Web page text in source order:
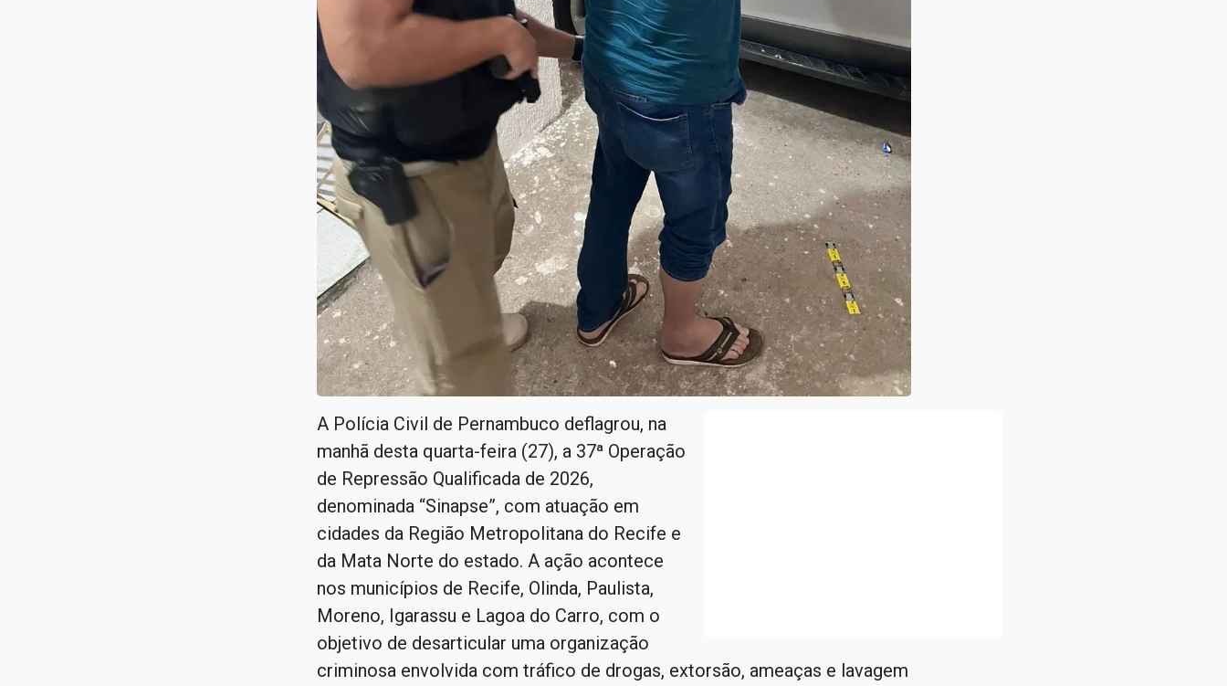
A Polícia Civil de Pernambuco deflagrou, na
manhã desta quarta-feira (27), a 37ª Operação
de Repressão Qualificada de 2026,
denominada “Sinapse”, com atuação em
cidades da Região Metropolitana do Recife e
da Mata Norte do estado. A ação acontece
nos municípios de Recife, Olinda, Paulista,
Moreno, Igarassu e Lagoa do Carro, com o
objetivo de desarticular uma organização
criminosa envolvida com tráfico de drogas, extorsão, ameaças e lavagem